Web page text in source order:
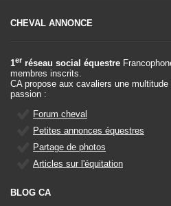
CHEVAL ANNONCE
1er réseau social équestre
membres inscrits.
CA propose aux cavaliers une multitude
passion :
Forum cheval
Petites annonces équestres
Partage de photos
Articles sur l'équitation
BLOG CA